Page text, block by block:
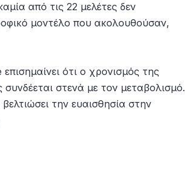
από τις 22 μελέτες δεν
μοντέλο που ακολουθούσαν,
ότι ο χρονισμός της
στενά με τον μεταβολισμό.
την ευαισθησία στην